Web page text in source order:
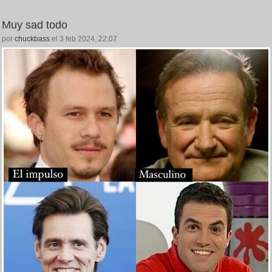
Muy sad todo
por chuckbass el 3 feb 2024, 22:07